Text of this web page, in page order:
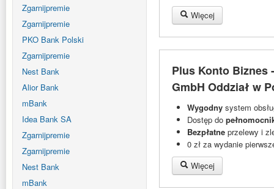
Zgarnijpremie
Zgarnijpremie
PKO Bank Polski
Zgarnijpremie
Nest Bank
Alior Bank
mBank
Idea Bank SA
Zgarnijpremie
Zgarnijpremie
Nest Bank
mBank
Więcej
Plus Konto Biznes
GmbH Oddział w
Wygodny system
Dostęp do
Bezpłatne przelewy i
0 zł za wydanie
Więcej